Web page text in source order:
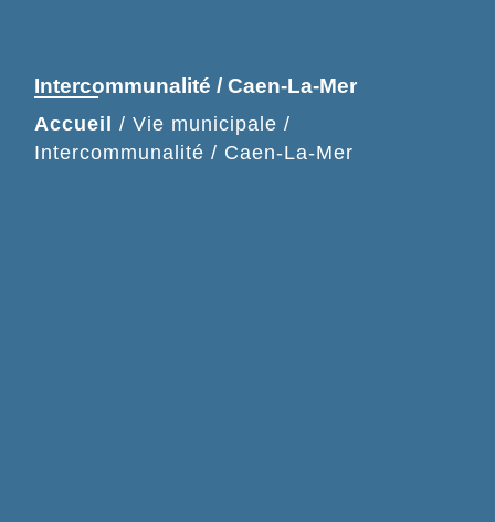
Intercommunalité / Caen-La-Mer
Accueil / Vie municipale /
Intercommunalité / Caen-La-Mer